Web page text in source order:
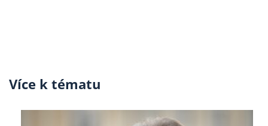
Více k tématu